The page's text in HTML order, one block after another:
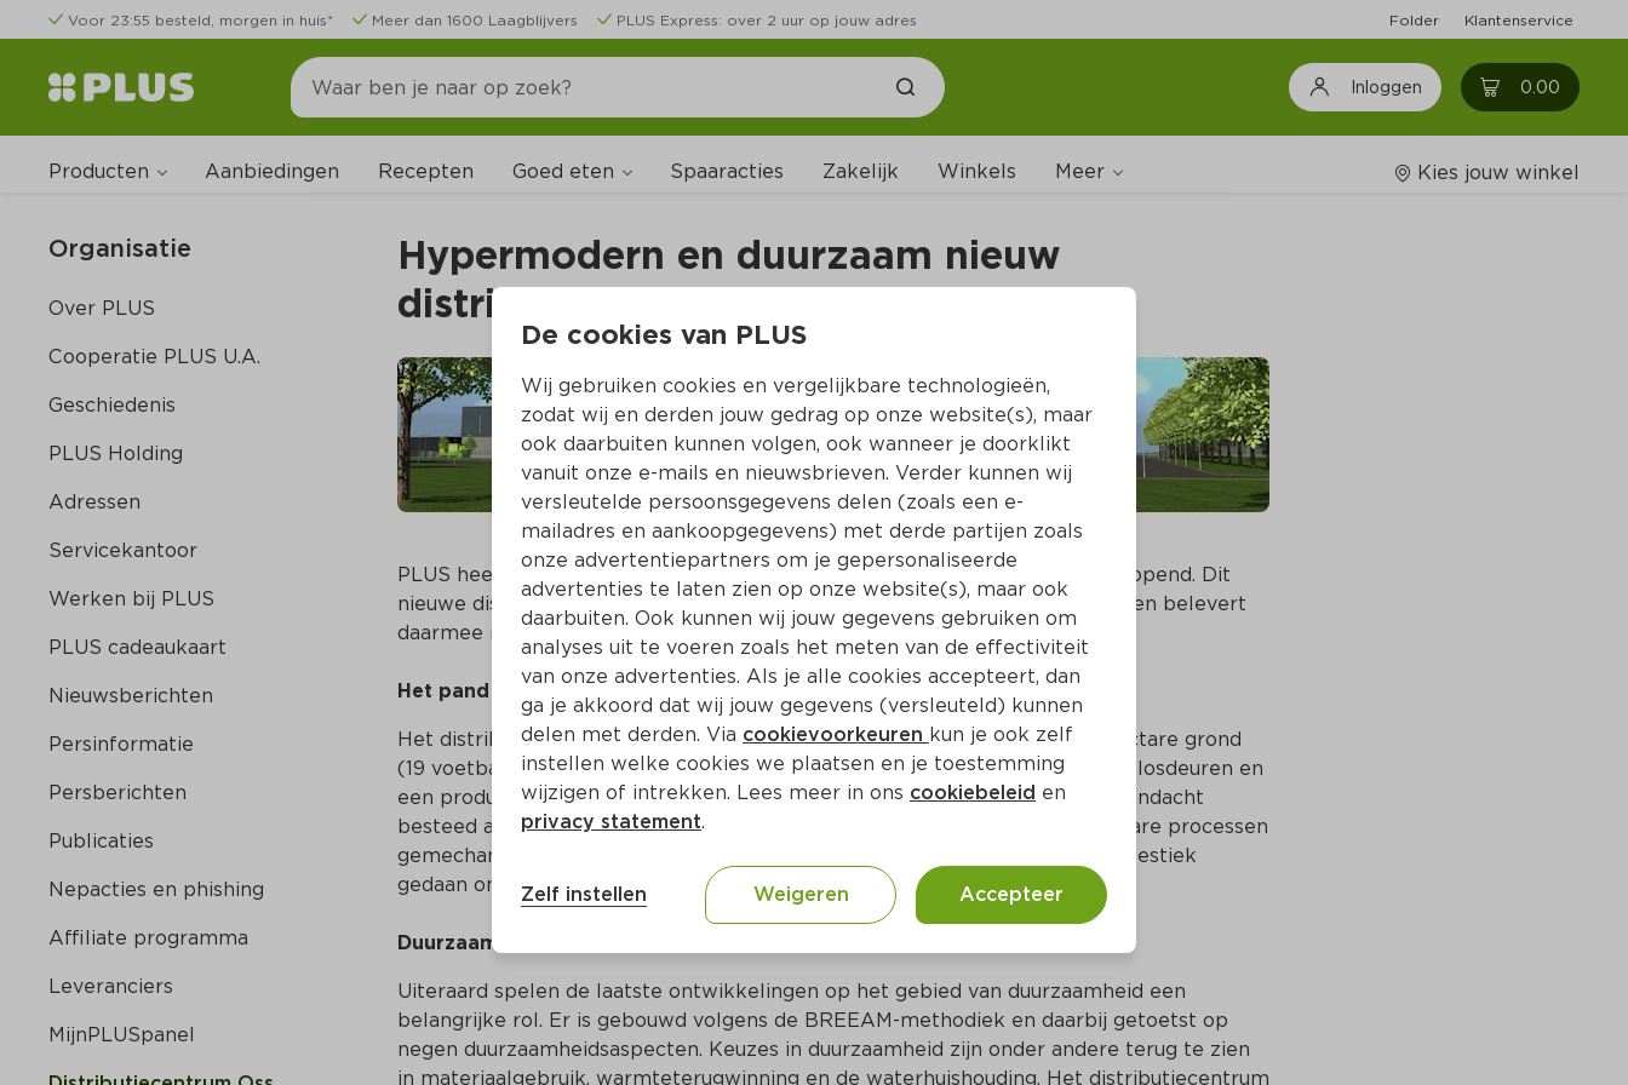
Voor 23:55 besteld, morgen in huis* Meer dan 1600 Laagblijvers PLUS Express: over 2 uur op jouw adres Folder Klantenservice
Inloggen 0.00 0
Producten Aanbiedingen Recepten Goed eten Spaaracties Zakelijk Winkels Meer
Boodschappenlijstjes
Kies jouw winkel
Organisatie
Over PLUS
Cooperatie PLUS U.A.
Geschiedenis
PLUS Holding
Adressen
Servicekantoor
Werken bij PLUS
PLUS cadeaukaart
Nieuwsberichten
Persinformatie
Persberichten
Publicaties
Nepacties en phishing
Affiliate programma
Leveranciers
MijnPLUSpanel
Hypermodern en duurzaam nieuw
distributiecentrum
PLUS heeft een van de meest moderne distributiecentra van Nederland geopend. Dit
nieuwe distributiecentrum in Oss vervangt vier bestaande distributiecentra en belevert
daarmee ruim 300 supermarkten.
Het pand
Het distributiecentrum op industriegebied Vorstengrafdonk staat op 9,3 hectare grond
(19 voetbalvelden!) en is ruim 46.000 m2 groot. Het pand heeft 92 laad- en losdeuren en
een productiecapaciteit van 400.000 colli per dag. In het ontwerp is veel aandacht
besteed aan het creëren van een prettige werkomgeving. Zo zijn fysiek zware processen
gemechaniseerd, is er in alle ruimtes daglicht en zijn aanpassingen in de akoestiek
gedaan om geluid zo veel mogelijk te minimaliseren.
Duurzaamheid als uitgangspunt
Uiteraard spelen de laatste ontwikkelingen op het gebied van duurzaamheid een
belangrijke rol. Er is gebouwd volgens de BREEAM-methodiek en daarbij getoetst op
negen duurzaamheidsaspecten. Keuzes in duurzaamheid zijn onder andere terug te zien
in materiaalgebruik, warmteterugwinning en de waterhuishouding. Het distributiecentrum
De cookies van PLUS
Wij gebruiken cookies en vergelijkbare technologieën,
zodat wij en derden jouw gedrag op onze website(s), maar
ook daarbuiten kunnen volgen, ook wanneer je doorklikt
vanuit onze e-mails en nieuwsbrieven. Verder kunnen wij
versleutelde persoonsgegevens delen (zoals een e-
mailadres en aankoopgegevens) met derde partijen zoals
onze advertentiepartners om je gepersonaliseerde
advertenties te laten zien op onze website(s), maar ook
daarbuiten. Ook kunnen wij jouw gegevens gebruiken om
analyses uit te voeren zoals het meten van de effectiviteit
van onze advertenties. Als je alle cookies accepteert, dan
ga je akkoord dat wij jouw gegevens (versleuteld) kunnen
delen met derden. Via cookievoorkeuren kun je ook zelf
instellen welke cookies we plaatsen en je toestemming
wijzigen of intrekken. Lees meer in ons cookiebeleid en
privacy statement.
Zelf instellen Weigeren Accepteer